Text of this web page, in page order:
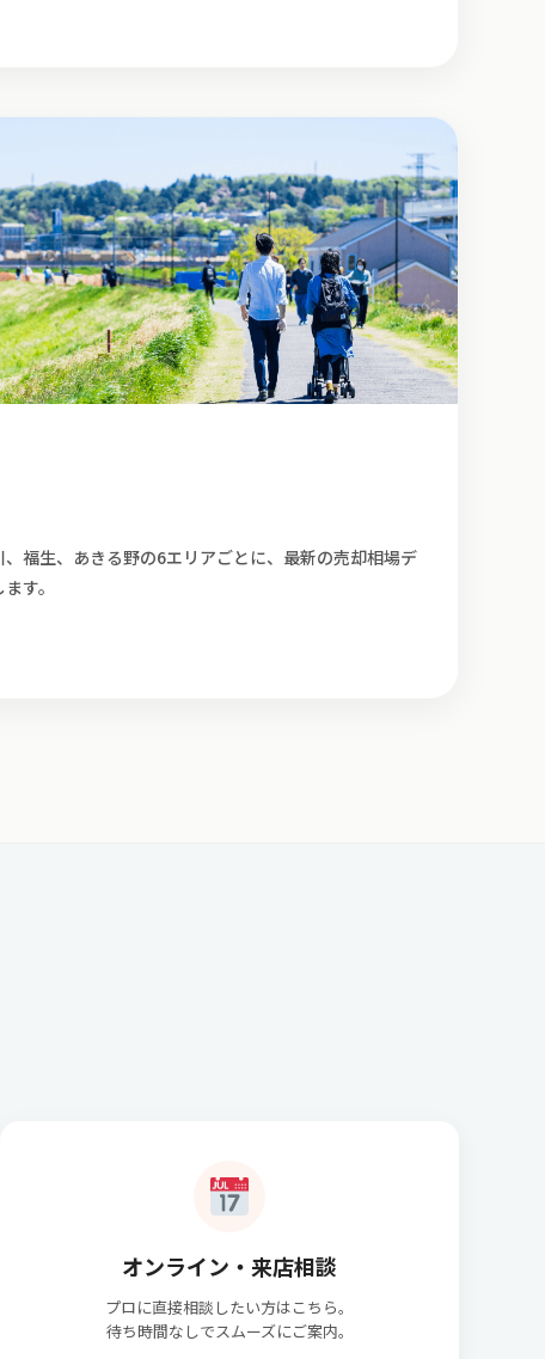
福生、あきる野の6エリアごとに、最新の売却相場デ
す。
オンライン・来店相談
プロに直接相談したい方はこちら。
待ち時間なしでスムーズにご案内。